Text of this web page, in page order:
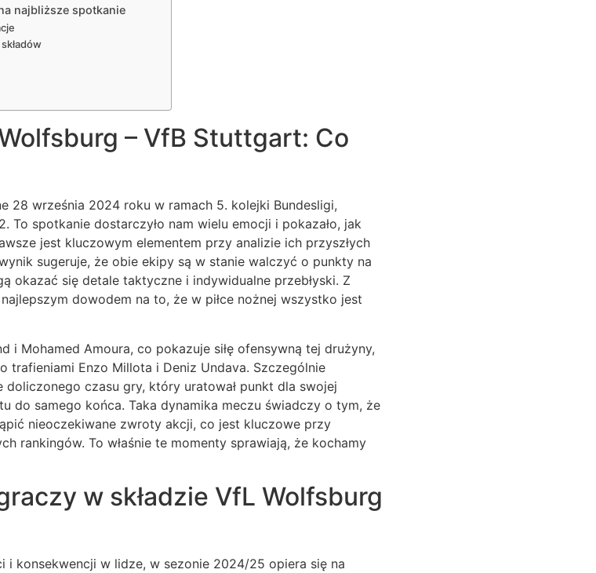
najbliższe spotkanie
– VfB Stuttgart: Co
28 września 2024 roku w ramach 5. kolejki Bundesligi,
To spotkanie dostarczyło nam wielu emocji i pokazało, jak
jest kluczowym elementem przy analizie ich przyszłych
sugeruje, że obie ekipy są w stanie walczyć o punkty na
okazać się detale taktyczne i indywidualne przebłyski. Z
dowodem na to, że w piłce nożnej wszystko jest
i Mohamed Amoura, co pokazuje siłę ofensywną tej drużyny,
trafieniami Enzo Millota i Deniz Undava. Szczególnie
doliczonego czasu gry, który uratował punkt dla swojej
do samego końca. Taka dynamika meczu świadczy o tym, że
nieoczekiwane zwroty akcji, co jest kluczowe przy
rankingów. To właśnie te momenty sprawiają, że kochamy
w składzie VfL Wolfsburg
i konsekwencji w lidze, w sezonie 2024/25 opiera się na